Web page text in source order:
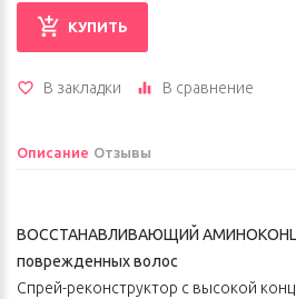
КУПИТЬ
В закладки В сравнение
Описание Отзывы
ВОССТАНАВЛИВАЮЩИЙ
поврежденных волос
Спрей-реконструктор с высокой